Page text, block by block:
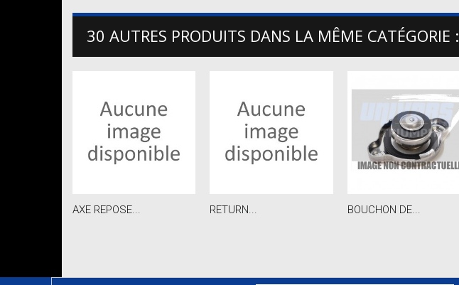
30 AUTRES PRODUITS DANS LA MÊME CATÉGORIE :
AXE REPOSE... RETURN... BOUCHON DE...